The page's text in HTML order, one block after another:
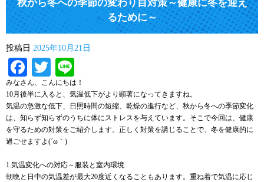
秋から冬への季節の変わり目対策～健康に冬を迎え
るために～
投稿日 2025年10月21日
Facebook
Twitter
みなさん、こんにちは！
10月後半に入ると、気温低下がより顕著になってきますね。
気温の急激な低下、日照時間の短縮、乾燥の進行など、秋から冬への季節変化
は、知らず知らずのうちに体にストレスを与えています。そこで今回は、健康
を守るための対策をご紹介します。正しく対策を講じることで、冬を健康的に
過ごせますよ(´ω｀)
1.気温変化への対応～服装と室内環境
朝晩と日中の気温差が最大20度近くなることもあります。重ね着で気温に応じ